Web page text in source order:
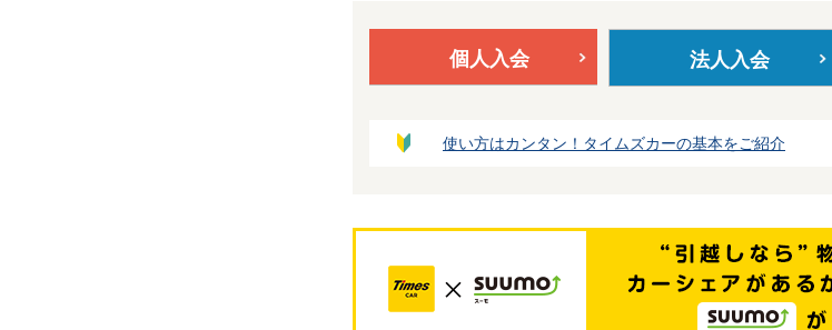
個人入会 法人入会
使い方はカンタン！タイムズカーの基本をご紹介